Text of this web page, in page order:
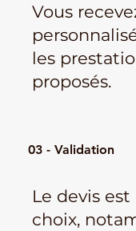
Vous
les
proposés.
Le devis
choix,
03 - Validation